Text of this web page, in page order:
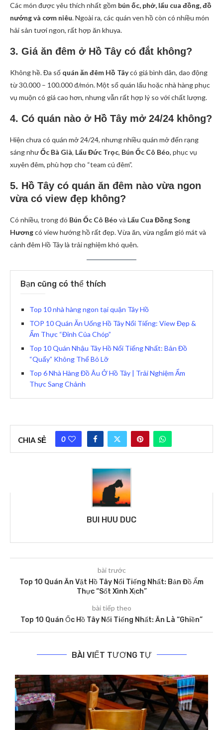
Các món được yêu thích nhất gồm bún ốc, phở, lẩu cua đồng, đồ
nướng và cơm niêu. Ngoài ra, các quán ven hồ còn có nhiều món
hải sản tươi ngon, rất hợp ăn khuya.
3. Giá ăn đêm ở Hồ Tây có đắt không?
Không hề. Đa số quán ăn đêm Hồ Tâycó giá bình dân, dao động
từ 30.000 – 100.000 đ/món. Một số quán lẩu hoặc nhà hàng phục
vụ muộn có giá cao hơn, nhưng vẫn rất hợp lý so với chất lượng.
4. Có quán nào ở Hồ Tây mở 24/24 không?
Hiện chưa có quán mở 24/24, nhưng nhiều quán mở đến rạng
sáng nhưỐc Bà Già, Lẩu Đức Trọc, Bún Ốc Cô Béo, phục vụ
xuyên đêm, phù hợp cho “team cú đêm”.
5. Hồ Tây có quán ăn đêm nào vừa ngon
vừa có view đẹp không?
Có nhiều, trong đó Bún Ốc Cô Béo và Lẩu Cua Đồng Song
Hươngcó view hướng hồ rất đẹp. Vừa ăn, vừa ngắm gió mát và
cảnh đêm Hồ Tây là trải nghiệm khó quên.
Bạn cũng có thể thích
Top 10 nhà hàng ngon tại quận Tây Hồ
TOP 10 Quán Ăn Uống Hồ Tây Nổi Tiếng: View Đẹp &
Ẩm Thực “Đỉnh Của Chóp”
Top 10 Quán Nhậu Tây Hồ Nổi Tiếng Nhất: Bản Đồ
“Quẩy” Không Thể Bỏ Lỡ
Top 6 Nhà Hàng Đồ Âu Ở Hồ Tây | Trải Nghiệm Ẩm
Thực Sang Chảnh
CHIA SẺ 0
BUI HUU DUC
bài trước
Top 10 Quán Ăn Vặt Hồ Tây Nổi Tiếng Nhất: Bản Đồ Ẩm
Thực “Sốt Xình Xịch”
bài tiếp theo
Top 10 Quán Ốc Hồ Tây Nổi Tiếng Nhất: Ăn Là “Ghiền”
BÀI VIẾT TƯƠNG TỰ